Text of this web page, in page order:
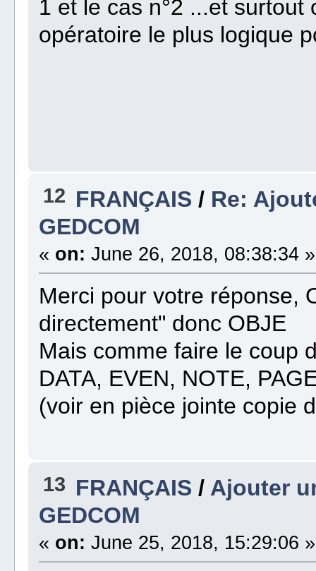
1 et le cas n°2 ...et
opératoire le plus logique
12 FRANÇAIS / Re:
GEDCOM
« on: June 26, 2018, 08:38:34 »
Merci pour votre réponse,
directement" donc OBJE
Mais comme faire le coup
DATA, EVEN, NOTE,
(voir en pièce jointe copie
13 FRANÇAIS / Ajouter
GEDCOM
« on: June 25, 2018, 15:29:06 »